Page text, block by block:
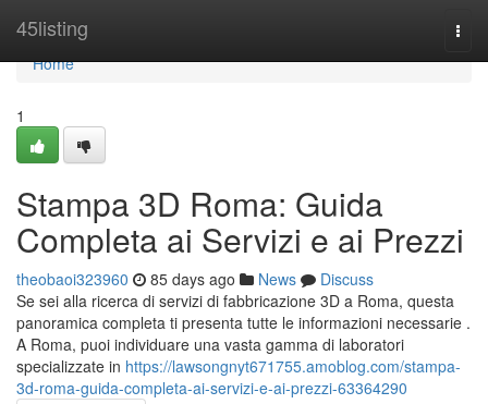
45listing
Home
Home
1
Stampa 3D Roma: Guida
Completa ai Servizi e ai Prezzi
theobaoi323960 85 days ago News
Discuss
Se sei alla ricerca di servizi di fabbricazione 3D a Roma, questa
panoramica completa ti presenta tutte le informazioni necessarie .
A Roma, puoi individuare una vasta gamma di laboratori
specializzate in https://lawsongnyt671755.amoblog.com/stampa-
3d-roma-guida-completa-ai-servizi-e-ai-prezzi-63364290